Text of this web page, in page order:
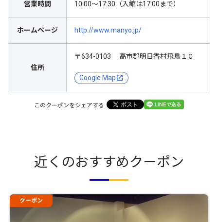
営業時間 10:00～17:30（入館は17:00まで）
ホームページ http://www.manyo.jp/
住所
〒634-0103 高市郡明日香村飛鳥１０
Google Map
このクーポンをシェアする
近くのおすすめクーポン
クーポン